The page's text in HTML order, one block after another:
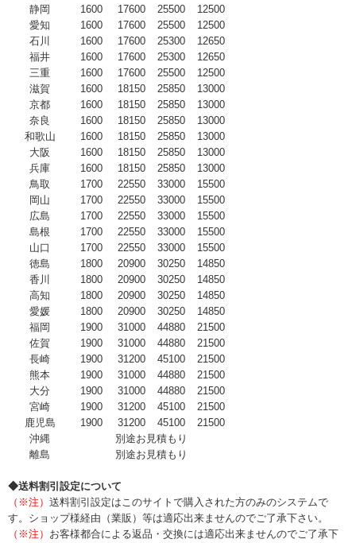
静岡
1600 17600 25500
12500
愛知
1600 17600 25500
12500
石川
1600 17600 25300
12650
福井
1600 17600 25300
12650
三重
1600 17600 25500
12500
滋賀
1600 18150 25850
13000
京都
1600 18150 25850
13000
奈良
1600 18150 25850
13000
和歌山
1600 18150 25850
13000
大阪
1600 18150 25850
13000
兵庫
1600 18150 25850
13000
鳥取
1700 22550 33000
15500
岡山
1700 22550 33000
15500
広島
1700 22550 33000
15500
島根
1700 22550 33000
15500
山口
1700 22550 33000
15500
徳島
1800 20900 30250
14850
香川
1800 20900 30250
14850
高知
1800 20900 30250
14850
愛媛
1800 20900 30250
14850
福岡
1900 31000 44880
21500
佐賀
1900 31000 44880
21500
長崎
1900 31200 45100
21500
熊本
1900 31000 44880
21500
大分
1900 31000 44880
21500
宮崎
1900 31200 45100
21500
鹿児島
1900 31200 45100
21500
沖縄
別途お見積もり
離島
別途お見積もり
◆送料割引設定について
（※注） 送料割引設定はこのサイトで購入された方のみのシステムで
す。ショップ様経由（業販）等は適応出来ませんのでご了承下さい。
（※注） お客様都合による返品・交換には適応出来ませんのでご了承下